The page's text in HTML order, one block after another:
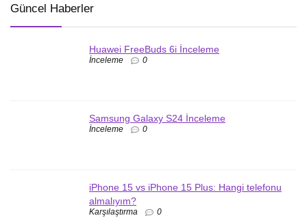
Güncel Haberler
Huawei FreeBuds 6i İnceleme
İnceleme 0
Samsung Galaxy S24 İnceleme
İnceleme 0
iPhone 15 vs iPhone 15 Plus: Hangi telefonu
almalıyım?
Karşılaştırma 0